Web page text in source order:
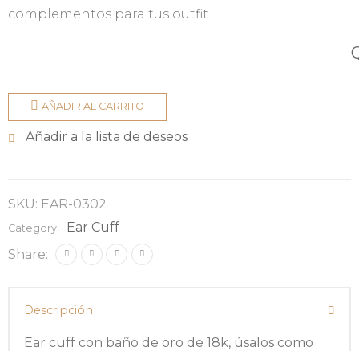
complementos para tus outfit
AÑADIR AL CARRITO
Añadir a la lista de deseos
SKU: EAR-0302
Category:
Ear Cuff
Share:
Descripción
Ear cuff con baño de oro de 18k, úsalos como